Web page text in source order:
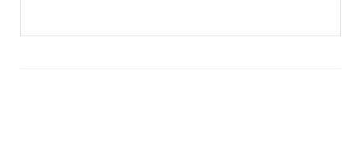
Proizvodni pogon